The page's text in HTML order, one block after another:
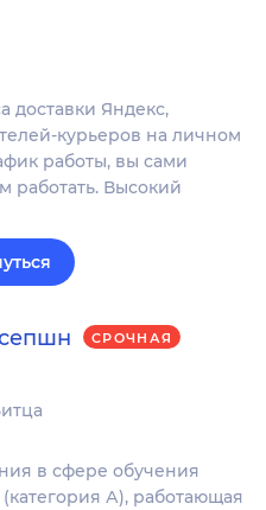
доставки Яндекс,
курьеров на личном
работы, вы сами
работать. Высокий
СРОЧНАЯ
в сфере обучения
А), работающая